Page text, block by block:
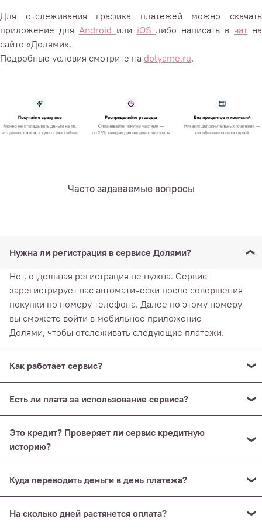
Для отслеживания графика платежей можно скачать
приложение для Android или iOSлибо написать в чат на
сайте «Долями».
Подробные условия смотрите на dolyame.ru.
Часто задаваемые вопросы
Нужна ли регистрация в сервисе Долями?
Нет, отдельная регистрация не нужна. Сервис
зарегистрирует вас автоматически после совершения
покупки по номеру телефона. Далее по этому номеру
вы сможете войти в мобильное приложение
Долями, чтобы отслеживать следующие платежи.
Как работает сервис?
магазина — выберите Долями как способ оплаты и
введите данные карты. Долями разделит оплату
на 4 части — первая часть спишется сразу, следующие
три — через каждые две недели. Перед каждым
Есть ли плата за использование сервиса?
Вы заплатите ровно сумму покупки, разделенную на 4
части.
Это кредит? Проверяет ли сервис кредитную
историю?
историю и не заключает кредитный договор с
покупателем. В Долями нет процентной ставки — вы
платите только сумму покупки разделенную на 4 части.
Куда переводить деньги в день платежа?
средства с карты, которую вы привязали в момент
На сколько дней растянется оплата?